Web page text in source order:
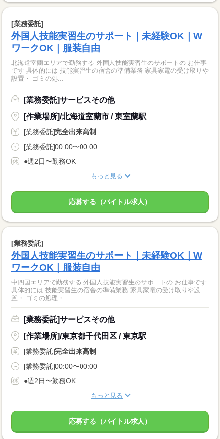
[業務委託]
外国人技能実習生のサポート｜未経験OK｜W
ワークOK｜服装自由
北海道室蘭エリアで勤務する 外国人技能実習生のサポートの お仕事
です 具体的には 技能実習生の宿舎の準備業務 家具家電の受け取りや
設置・ ゴミの処...
[業務委託]サービスその他
[作業場所]/北海道室蘭市 / 東室蘭駅
[業務委託]完全出来高制
[業務委託]00:00〜00:00
●週2日〜勤務OK
もっと見る
応募する（バイトル求人）
[業務委託]
外国人技能実習生のサポート｜未経験OK｜W
ワークOK｜服装自由
中四国エリアで勤務する 外国人技能実習生のサポートの お仕事です
具体的には 技能実習生の宿舎の準備業務 家具家電の受け取りや設
置・ ゴミの処理・...
[業務委託]サービスその他
[作業場所]/東京都千代田区 / 東京駅
[業務委託]完全出来高制
[業務委託]00:00〜00:00
●週2日〜勤務OK
もっと見る
応募する（バイトル求人）